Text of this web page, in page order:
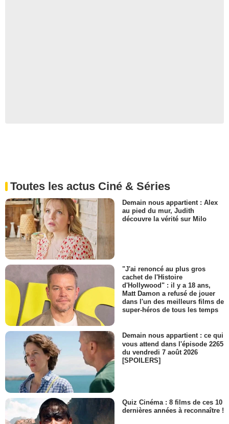
Toutes les actus Ciné & Séries
Demain nous appartient : Alex
au pied du mur, Judith
découvre la vérité sur Milo
"J'ai renoncé au plus gros
cachet de l'Histoire
d'Hollywood" : il y a 18 ans,
Matt Damon a refusé de jouer
dans l'un des meilleurs films de
super-héros de tous les temps
Demain nous appartient : ce qui
vous attend dans l'épisode 2265
du vendredi 7 août 2026
[SPOILERS]
Quiz Cinéma : 8 films de ces 10
dernières années à reconnaître !